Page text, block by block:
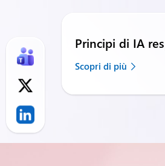
Principi di IA
Scopri di più